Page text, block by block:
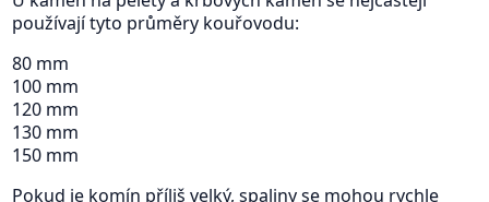
používají tyto průměry kouřovodu:
80 mm
100 mm
120 mm
130 mm
150 mm
Pokud je komín příliš velký, spaliny se mohou rychle